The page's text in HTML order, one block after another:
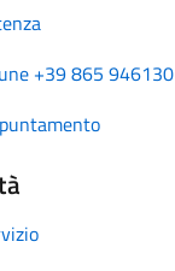
+39 865 946130